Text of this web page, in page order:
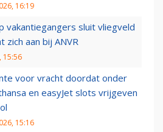
16:19
vakantiegangers sluit vliegveld
zich aan bij ANVR
15:56
voor vracht doordat onder
en easyJet slots vrijgeven
15:16